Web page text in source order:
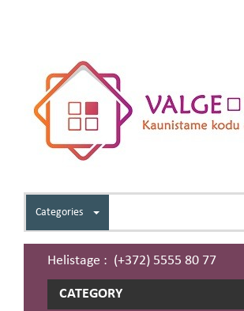
Categories
Helistage : (+372) 5555 80 77
CATEGORY